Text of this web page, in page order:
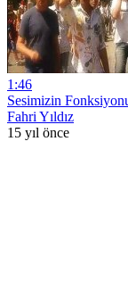
1:46
Sesimizin
Fahri Yıldız
15 yıl önce